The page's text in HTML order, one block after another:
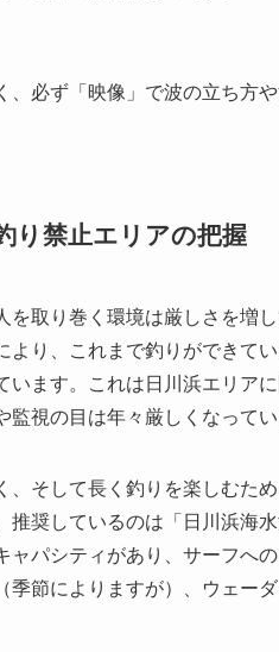
、必ず「映像」で波の立ち方
り禁止エリアの把握
を取り巻く環境は厳しさを増
より、これまで釣りができて
います。これは日川浜エリア
監視の目は年々厳しくなってい
、そして長く釣りを楽しむた
推奨しているのは「日川浜海
ャパシティがあり、サーフへ
季節によりますが）、ウェー